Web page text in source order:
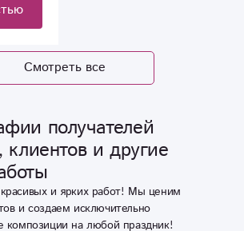
Смотреть все
получателей
клиентов и другие
и ярких работ! Мы ценим
и создаем исключительно
композиции на любой праздник!